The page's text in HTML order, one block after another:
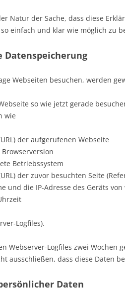
Natur der Sache, dass diese
einfach und klar wie möglich zu
Datenspeicherung
Webseiten besuchen, werden
so wie jetzt gerade
wie
der aufgerufenen Webseite
Betriebssystem
der zuvor besuchten Seite
und die IP-Adresse des Geräts
Logfiles).
Webserver-Logfiles zwei
ausschließen, dass diese Daten
Daten